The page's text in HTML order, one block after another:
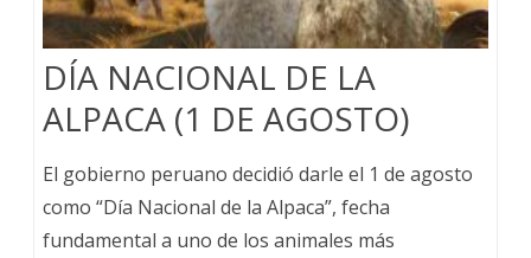
DÍA NACIONAL DE LA
ALPACA (1 DE AGOSTO)
El gobierno peruano decidió darle el 1 de agosto
como “Día Nacional de la Alpaca”, fecha
fundamental a uno de los animales más